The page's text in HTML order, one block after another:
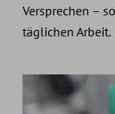
Versprechen –
täglichen Arbeit.